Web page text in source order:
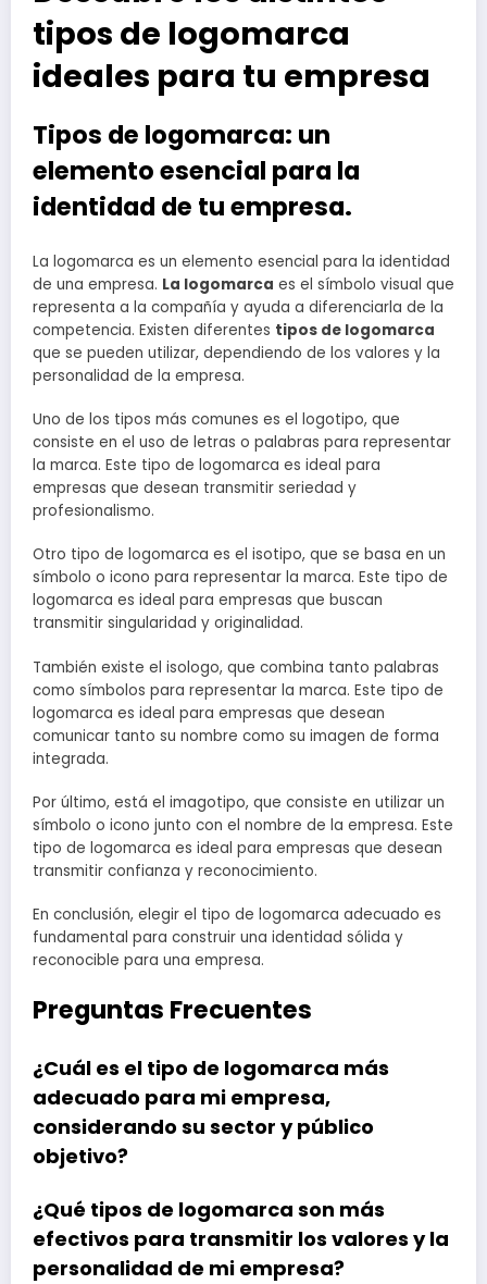
tipos de logomarca
ideales para tu empresa
Tipos de logomarca: un
elemento esencial para la
identidad de tu empresa.
La logomarca es un elemento esencial para la identidad
de una empresa. La logomarca es el símbolo visual que
representa a la compañía y ayuda a diferenciarla de la
competencia. Existen diferentes tipos de logomarca
que se pueden utilizar, dependiendo de los valores y la
personalidad de la empresa.
Uno de los tipos más comunes es el logotipo, que
consiste en el uso de letras o palabras para representar
la marca. Este tipo de logomarca es ideal para
empresas que desean transmitir seriedad y
profesionalismo.
Otro tipo de logomarca es el isotipo, que se basa en un
símbolo o icono para representar la marca. Este tipo de
logomarca es ideal para empresas que buscan
transmitir singularidad y originalidad.
También existe el isologo, que combina tanto palabras
como símbolos para representar la marca. Este tipo de
logomarca es ideal para empresas que desean
comunicar tanto su nombre como su imagen de forma
integrada.
Por último, está el imagotipo, que consiste en utilizar un
símbolo o icono junto con el nombre de la empresa. Este
tipo de logomarca es ideal para empresas que desean
transmitir confianza y reconocimiento.
En conclusión, elegir el tipo de logomarca adecuado es
fundamental para construir una identidad sólida y
reconocible para una empresa.
Preguntas Frecuentes
¿Cuál es el tipo de logomarca más
adecuado para mi empresa,
considerando su sector y público
objetivo?
¿Qué tipos de logomarca son más
efectivos para transmitir los valores y la
personalidad de mi empresa?